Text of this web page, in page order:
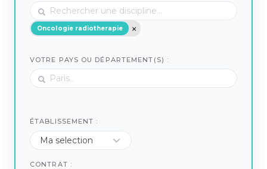
Oncologie radiotherapie
VOTRE PAYS OU DÉPARTEMENT(S) :
ÉTABLISSEMENT :
CONTRAT :